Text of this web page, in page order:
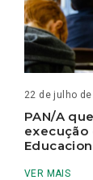
22 de julho
PAN/A
execução
VER MAIS